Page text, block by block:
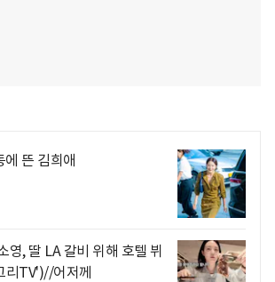
뜬 김희애
, 딸 LA 갈비 위해 호텔 뷔
리TV')//어저께